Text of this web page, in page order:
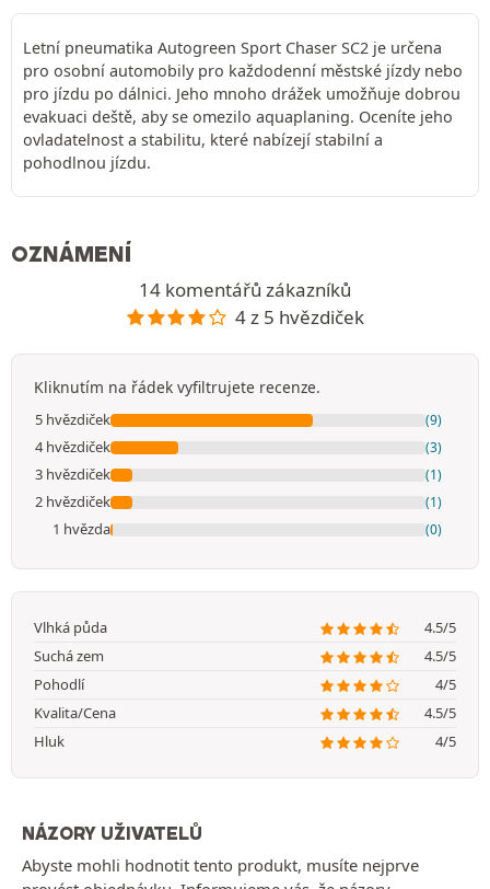
Letní pneumatika Autogreen Sport Chaser SC2 je určena
pro osobní automobily pro každodenní městské jízdy nebo
pro jízdu po dálnici. Jeho mnoho drážek umožňuje dobrou
evakuaci deště, aby se omezilo aquaplaning. Oceníte jeho
ovladatelnost a stabilitu, které nabízejí stabilní a
pohodlnou jízdu.
OZNÁMENÍ
14 komentářů zákazníků
4 z 5 hvězdiček
Kliknutím na řádek vyfiltrujete recenze.
5 hvězdiček (9)
4 hvězdiček (3)
3 hvězdiček (1)
2 hvězdiček (1)
1 hvězda (0)
Vlhká půda
4.5/5
Suchá zem
4.5/5
Pohodlí
4/5
Kvalita/Cena
4.5/5
Hluk
4/5
NÁZORY UŽIVATELŮ
Abyste mohli hodnotit tento produkt, musíte nejprve